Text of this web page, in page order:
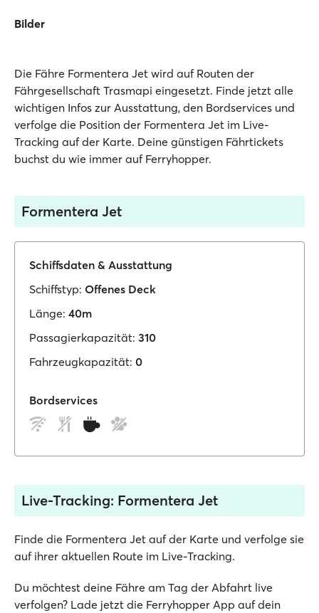
Bilder
Die Fähre Formentera Jet wird auf Routen der
Fährgesellschaft Trasmapi eingesetzt. Finde jetzt alle
wichtigen Infos zur Ausstattung, den Bordservices und
verfolge die Position der Formentera Jet im Live-
Tracking auf der Karte. Deine günstigen Fährtickets
buchst du wie immer auf Ferryhopper.
Formentera Jet
Schiffsdaten & Ausstattung
Schiffstyp: Offenes Deck
Länge: 40m
Passagierkapazität: 310
Fahrzeugkapazität: 0
Bordservices
Live-Tracking: Formentera Jet
Finde die Formentera Jet auf der Karte und verfolge sie
auf ihrer aktuellen Route im Live-Tracking.
Du möchtest deine Fähre am Tag der Abfahrt live
verfolgen? Lade jetzt die Ferryhopper App auf dein